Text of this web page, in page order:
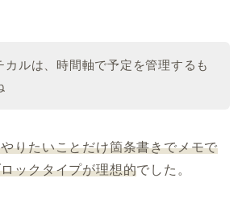
カルは、時間軸で予定を管理するも
りたいことだけ箇条書きでメモで
ックタイプが理想的でした。